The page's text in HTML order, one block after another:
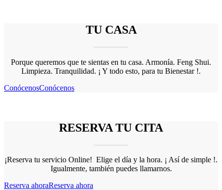
TU CASA
Porque queremos que te sientas en tu casa. Armonía. Feng Shui.
Limpieza. Tranquilidad. ¡ Y todo esto, para tu Bienestar !.
ConócenosConócenos
RESERVA TU CITA
¡Reserva tu servicio Online! Elige el día y la hora. ¡ Así de simple !.
Igualmente, también puedes llamarnos.
Reserva ahoraReserva ahora